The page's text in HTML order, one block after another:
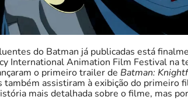
do Batman já publicadas está
International Animation Film Festival na
o primeiro trailer de Batman:
também assistiram à exibição do primeiro
mais detalhada sobre o filme, mas